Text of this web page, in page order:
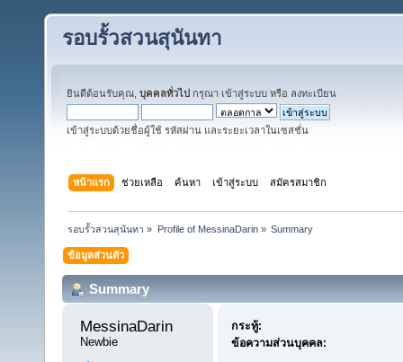
รอบรั้วสวนสุนันทา
ยินดีต้อนรับคุณ, บุคคลทั่วไป กรุณา เข้าสู่ระบบ หรือ ลงทะเบียน
เข้าสู่ระบบด้วยชื่อผู้ใช้ รหัสผ่าน และระยะเวลาในเซสชั่น
หน้าแรก ช่วยเหลือ ค้นหา เข้าสู่ระบบ สมัครสมาชิก
รอบรั้วสวนสุนันทา » Profile of MessinaDarin» Summary
ข้อมูลส่วนตัว
Summary
MessinaDarin
Newbie
กระทู้:
ข้อความส่วนบุคคล: